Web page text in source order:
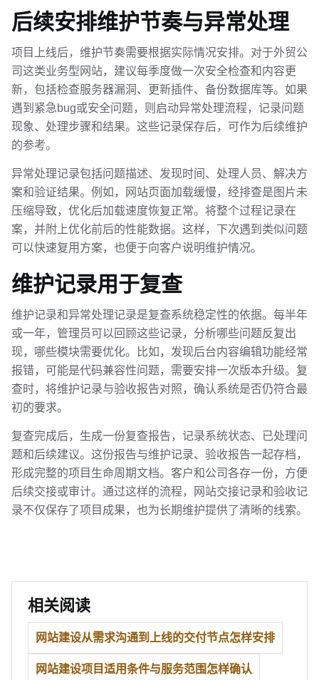
后续安排维护节奏与异常处理
项目上线后，维护节奏需要根据实际情况安排。对于外贸公
司这类业务型网站，建议每季度做一次安全检查和内容更
新，包括检查服务器漏洞、更新插件、备份数据库等。如果
遇到紧急bug或安全问题，则启动异常处理流程，记录问题
现象、处理步骤和结果。这些记录保存后，可作为后续维护
的参考。
异常处理记录包括问题描述、发现时间、处理人员、解决方
案和验证结果。例如，网站页面加载缓慢，经排查是图片未
压缩导致，优化后加载速度恢复正常。将整个过程记录在
案，并附上优化前后的性能数据。这样，下次遇到类似问题
可以快速复用方案，也便于向客户说明维护情况。
维护记录用于复查
维护记录和异常处理记录是复查系统稳定性的依据。每半年
或一年，管理员可以回顾这些记录，分析哪些问题反复出
现，哪些模块需要优化。比如，发现后台内容编辑功能经常
报错，可能是代码兼容性问题，需要安排一次版本升级。复
查时，将维护记录与验收报告对照，确认系统是否仍符合最
初的要求。
复查完成后，生成一份复查报告，记录系统状态、已处理问
题和后续建议。这份报告与维护记录、验收报告一起存档，
形成完整的项目生命周期文档。客户和公司各存一份，方便
后续交接或审计。通过这样的流程，网站交接记录和验收记
录不仅保存了项目成果，也为长期维护提供了清晰的线索。
相关阅读
网站建设从需求沟通到上线的交付节点怎样安排
网站建设项目适用条件与服务范围怎样确认